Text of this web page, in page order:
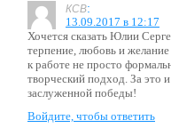
КСВ:
13.09.2017 в 12:17
Хочется сказать Юлии
терпение, любовь и
к работе не просто
творческий подход. За это
заслуженной победы!
Войдите, чтобы ответить